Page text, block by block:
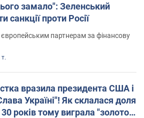
замало": Зеленський
санкції проти Росії
партнерам за фінансову
вразила президента США і
Україні"! Як склалася доля
років тому виграла "золото"